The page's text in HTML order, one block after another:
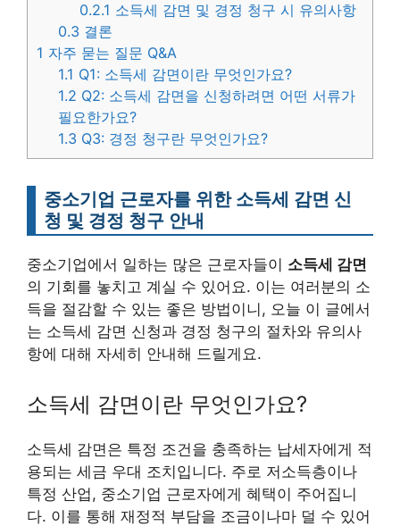
0.2.1 소득세 감면 및 경정 청구 시 유의사항
0.3 결론
1 자주 묻는 질문 Q&A
1.1 Q1: 소득세 감면이란 무엇인가요?
1.2 Q2: 소득세 감면을 신청하려면 어떤 서류가
필요한가요?
1.3 Q3: 경정 청구란 무엇인가요?
중소기업 근로자를 위한 소득세 감면 신
청 및 경정 청구 안내
중소기업에서 일하는 많은 근로자들이 소득세 감면
의 기회를 놓치고 계실 수 있어요. 이는 여러분의 소
득을 절감할 수 있는 좋은 방법이니, 오늘 이 글에서
는 소득세 감면 신청과 경정 청구의 절차와 유의사
항에 대해 자세히 안내해 드릴게요.
소득세 감면이란 무엇인가요?
소득세 감면은 특정 조건을 충족하는 납세자에게 적
용되는 세금 우대 조치입니다. 주로 저소득층이나
특정 산업, 중소기업 근로자에게 혜택이 주어집니
다. 이를 통해 재정적 부담을 조금이나마 덜 수 있어